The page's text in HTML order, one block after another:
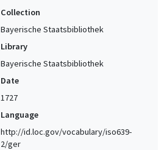
Collection
Bayerische Staatsbibliothek
Library
Bayerische Staatsbibliothek
Date
1727
Language
http://id.loc.gov/vocabulary/iso639-
2/ger